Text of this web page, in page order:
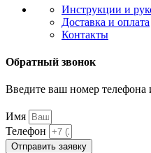
Инструкции и
Доставка и оплата
Контакты
Обратный звонок
Введите ваш номер
Имя
Телефон
Отправить заявку